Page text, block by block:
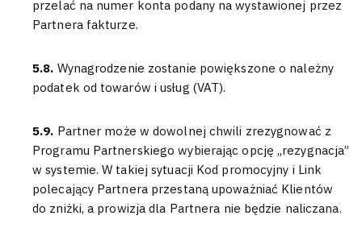
przelać na numer konta podany na wystawionej przez
Partnera fakturze.
5.8. Wynagrodzenie zostanie powiększone o należny
podatek od towarów i usług (VAT).
5.9. Partner może w dowolnej chwili zrezygnować z
Programu Partnerskiego wybierając opcję „rezygnacja”
w systemie. W takiej sytuacji Kod promocyjny i Link
polecający Partnera przestaną upoważniać Klientów
do zniżki, a prowizja dla Partnera nie będzie naliczana.